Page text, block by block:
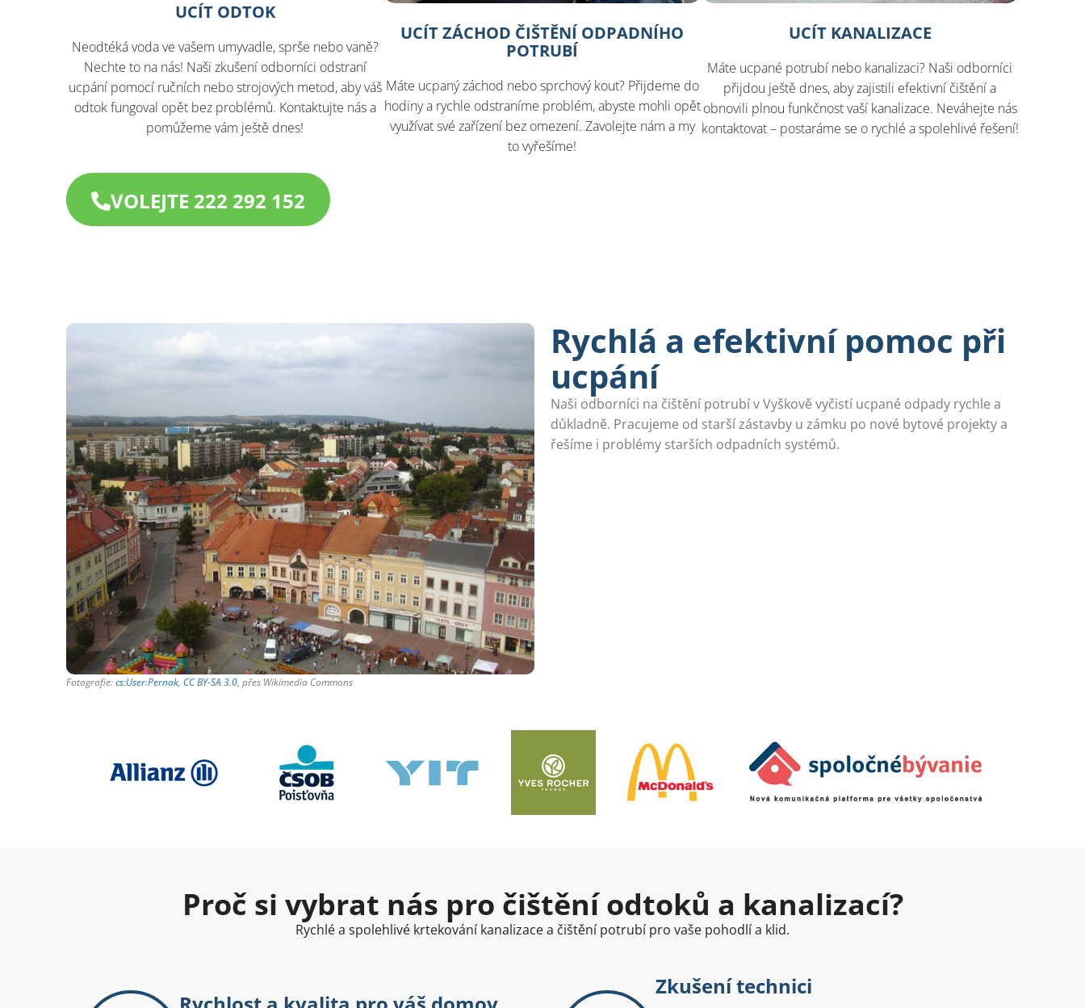
UCÍT ODTOK
Neodtéká voda ve vašem umyvadle, sprše nebo vaně?
Nechte to na nás! Naši zkušení odborníci odstraní
ucpání pomocí ručních nebo strojových metod, aby váš
odtok fungoval opět bez problémů. Kontaktujte nás a
pomůžeme vám ještě dnes!​
UCÍT ZÁCHOD ČIŠTĚNÍ ODPADNÍHO
POTRUBÍ
Máte ucpaný záchod nebo sprchový kout? Přijdeme do
hodiny a rychle odstraníme problém, abyste mohli opět
využívat své zařízení bez omezení. Zavolejte nám a my
to vyřešíme!
UCÍT KANALIZACE
Máte ucpané potrubí nebo kanalizaci? Naši odborníci
přijdou ještě dnes, aby zajistili efektivní čištění a
obnovili plnou funkčnost vaší kanalizace. Neváhejte nás
kontaktovat – postaráme se o rychlé a spolehlivé řešení!
VOLEJTE 222 292 152
Fotografie:cs:User:Pernak, CC BY-SA 3.0, přes Wikimedia Commons
Rychlá a efektivní pomoc při
ucpání
Naši odborníci na čištění potrubí v Vyškově vyčistí ucpané odpady rychle a
důkladně. Pracujeme od starší zástavby u zámku po nové bytové projekty a
řešíme i problémy starších odpadních systémů.
Proč si vybrat nás pro čištění odtoků a kanalizací?
Rychlé a spolehlivé krtekování kanalizace a čištění potrubí pro vaše pohodlí a klid.
Zkušení technici